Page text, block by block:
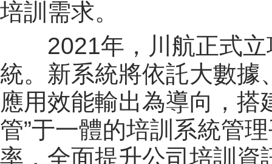
培訓需求。
2021年，川航正式
統。新系統將依託大數據
應用效能輸出為導向，搭
管”于一體的培訓系統管
率，全面提升公司培訓資